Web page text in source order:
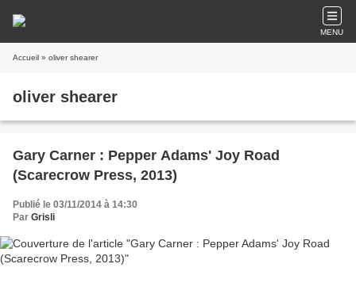
MENU
Accueil » oliver shearer
oliver shearer
Gary Carner : Pepper Adams' Joy Road
(Scarecrow Press, 2013)
Publié le 03/11/2014 à 14:30
Par Grisli